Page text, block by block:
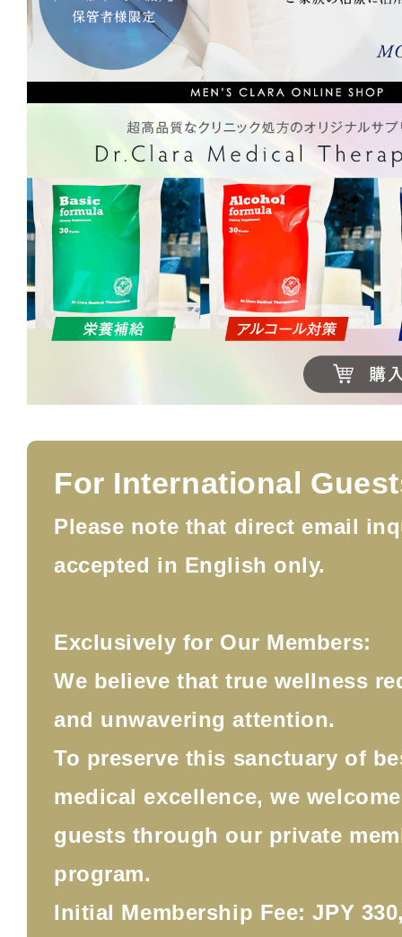
For International
Please note that direct email
accepted in English only.
Exclusively for Our Members:
We believe that true wellness
and unwavering attention.
To preserve this sanctuary of
medical excellence, we
guests through our private
program.
Initial Membership Fee: JPY